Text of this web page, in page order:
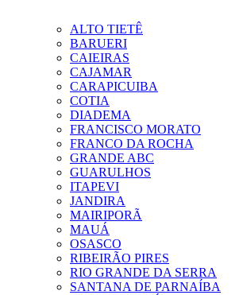
ALTO TIETÊ
BARUERI
CAIEIRAS
CAJAMAR
CARAPICUIBA
COTIA
DIADEMA
FRANCISCO MORATO
FRANCO DA ROCHA
GRANDE ABC
GUARULHOS
ITAPEVI
JANDIRA
MAIRIPORÃ
MAUÁ
OSASCO
RIBEIRÃO PIRES
RIO GRANDE DA SERRA
SANTANA DE PARNAÍBA